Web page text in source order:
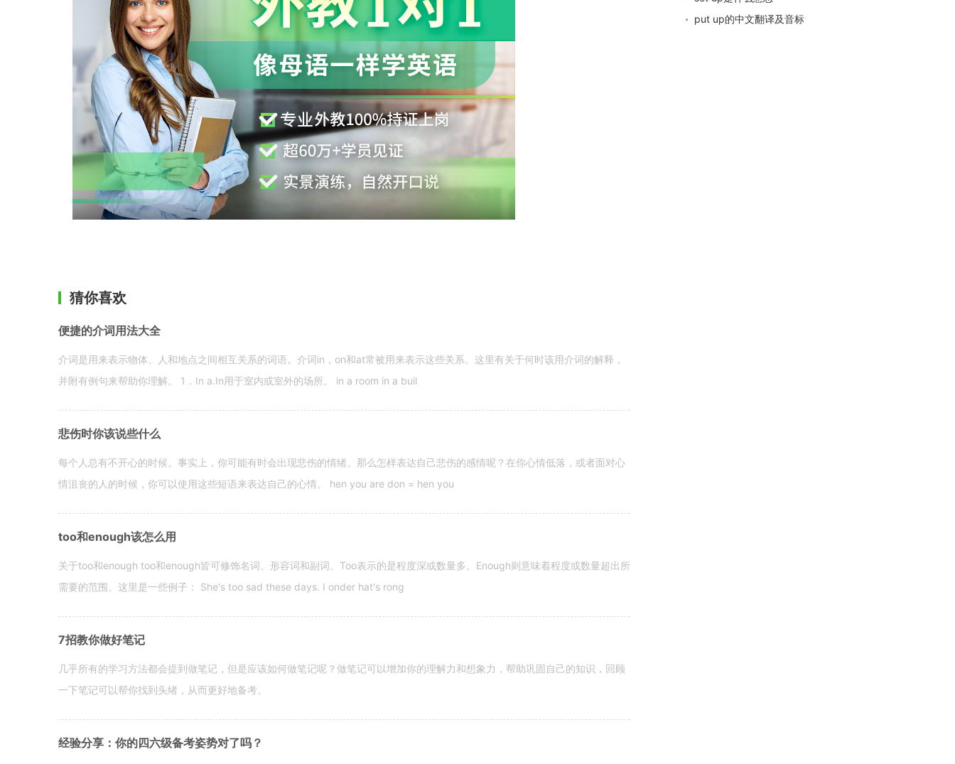
猜你喜欢
便捷的介词用法大全
介词是用来表示物体、人和地点之间相互关系的词语。介词in，on和at常被用来表示这些关系。这里有关于何时该用介词的解释，
并附有例句来帮助你理解。 1．In a.In用于室内或室外的场所。 in a room in a buil
悲伤时你该说些什么
每个人总有不开心的时候。事实上，你可能有时会出现悲伤的情绪。那么怎样表达自己悲伤的感情呢？在你心情低落，或者面对心
情沮丧的人的时候，你可以使用这些短语来表达自己的心情。 hen you are don = hen you
too和enough该怎么用
关于too和enough too和enough皆可修饰名词、形容词和副词。Too表示的是程度深或数量多。Enough则意味着程度或数量超出所
需要的范围。这里是一些例子： She's too sad these days. I onder hat's rong
7招教你做好笔记
几乎所有的学习方法都会提到做笔记，但是应该如何做笔记呢？做笔记可以增加你的理解力和想象力，帮助巩固自己的知识，回顾
一下笔记可以帮你找到头绪，从而更好地备考。
经验分享：你的四六级备考姿势对了吗？
put up的中文翻译及音标